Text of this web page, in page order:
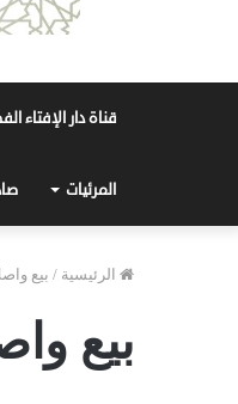
قناة دار الإفتاء
المرئيات
الرئيسية / بيع
بيع